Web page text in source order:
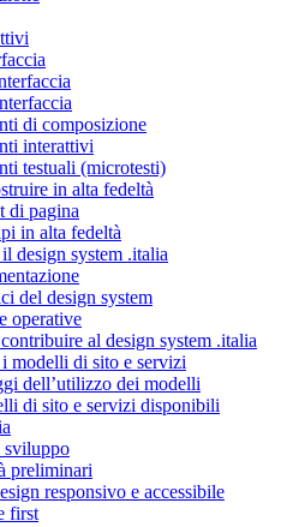
di composizione
interattivi
testuali (microtesti)
in alta fedeltà
di pagina
in alta fedeltà
design system .italia
del design system
operative
al design system .italia
modelli di sito e servizi
dell’utilizzo dei modelli
di sito e servizi disponibili
sviluppo
preliminari
responsivo e accessibile
first